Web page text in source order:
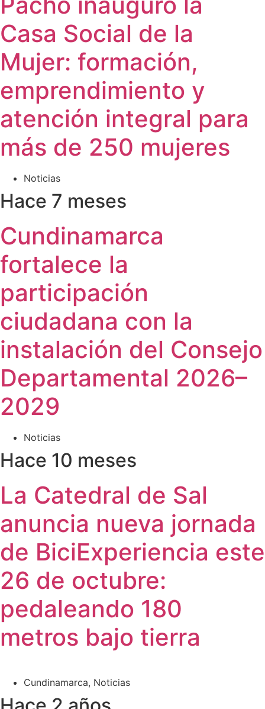
Casa Social de la
Mujer: formación,
emprendimiento y
atención integral para
más de 250 mujeres
Noticias
Hace 7 meses
Cundinamarca
fortalece la
participación
ciudadana con la
instalación del Consejo
Departamental 2026–
2029
Noticias
Hace 10 meses
La Catedral de Sal
anuncia nueva jornada
de BiciExperiencia este
26 de octubre:
pedaleando 180
metros bajo tierra
Cundinamarca, Noticias